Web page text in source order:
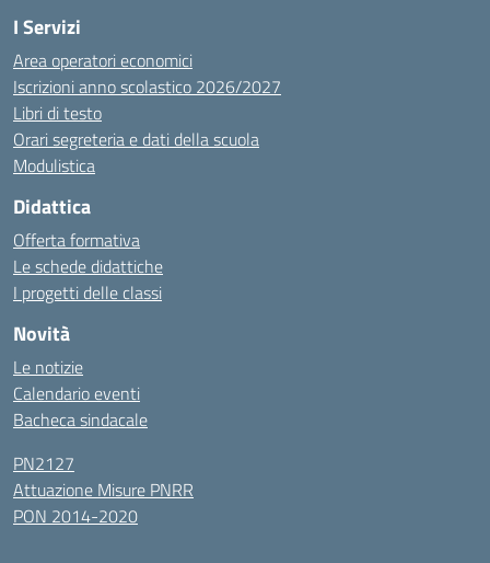
I Servizi
Area operatori economici
Iscrizioni anno scolastico 2026/2027
Libri di testo
Orari segreteria e dati della scuola
Modulistica
Didattica
Offerta formativa
Le schede didattiche
I progetti delle classi
Novità
Le notizie
Calendario eventi
Bacheca sindacale
PN2127
Attuazione Misure PNRR
PON 2014-2020